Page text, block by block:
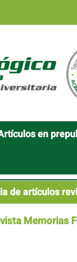
en
de artículos
Memorias